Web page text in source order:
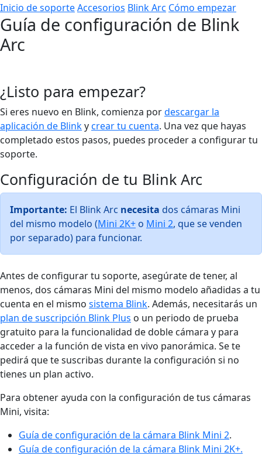
Inicio de soporteAccesorios Blink Arc Cómo empezar
Guía de configuración de Blink
Arc
¿Listo para empezar?
Si eres nuevo en Blink, comienza pordescargar la
aplicación de Blinkycrear tu cuenta. Una vez que hayas
completado estos pasos, puedes proceder a configurar tu
soporte.
Configuración de tu Blink Arc
Importante: El Blink Arc necesita dos cámaras Mini
del mismo modelo (Mini 2K+ o Mini 2, que se venden
por separado) para funcionar.
Antes de configurar tu soporte, asegúrate de tener, al
menos, dos cámaras Mini del mismo modelo añadidas a tu
cuenta en el mismo sistema Blink. Además, necesitarás un
plan de suscripción Blink Plus o un periodo de prueba
gratuito para la funcionalidad de doble cámara y para
acceder a la función de vista en vivo panorámica. Se te
pedirá que te suscribas durante la configuración si no
tienes un plan activo.
Para obtener ayuda con la configuración de tus cámaras
Mini, visita:
Guía de configuración de la cámara Blink Mini 2.
Guía de configuración de la cámara Blink Mini 2K+.